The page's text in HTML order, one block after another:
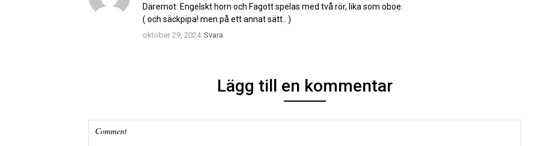
Däremot: Engelskt horn och Fagott spelas med två rör, lika som oboe.
( och säckpipa! men på ett annat sätt.. )
oktober 29, 2024 Svara
Lägg till en kommentar